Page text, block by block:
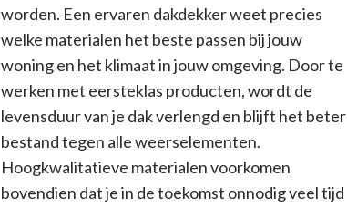
worden. Een ervaren dakdekker weet precies
welke materialen het beste passen bij jouw
woning en het klimaat in jouw omgeving. Door te
werken met eersteklas producten, wordt de
levensduur van je dak verlengd en blijft het beter
bestand tegen alle weerselementen.
Hoogkwalitatieve materialen voorkomen
bovendien dat je in de toekomst onnodig veel tijd